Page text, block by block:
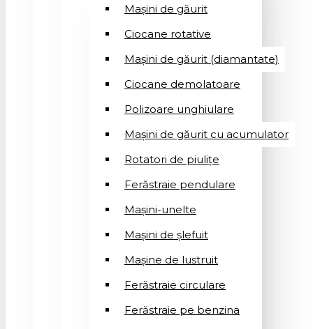
Mașini de găurit
Ciocane rotative
Mașini de găurit (diamantate)
Ciocane demolatoare
Polizoare unghiulare
Mașini de găurit cu acumulator
Rotatori de piuliţe
Ferăstraie pendulare
Mașini-unelte
Mașini de șlefuit
Mașinе de lustruit
Ferăstraie circulare
Ferăstraie pe benzina